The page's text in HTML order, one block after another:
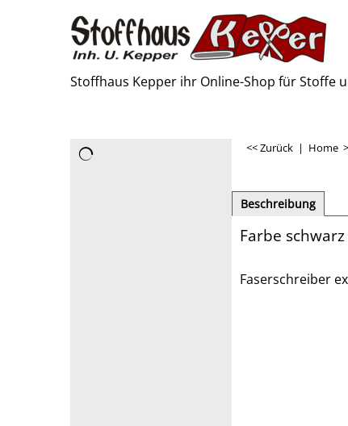
Stoffhaus Kepper ihr Online-Shop für Stoffe
<< Zurück | Home >
Beschreibung
Farbe schwarz
Faserschreiber